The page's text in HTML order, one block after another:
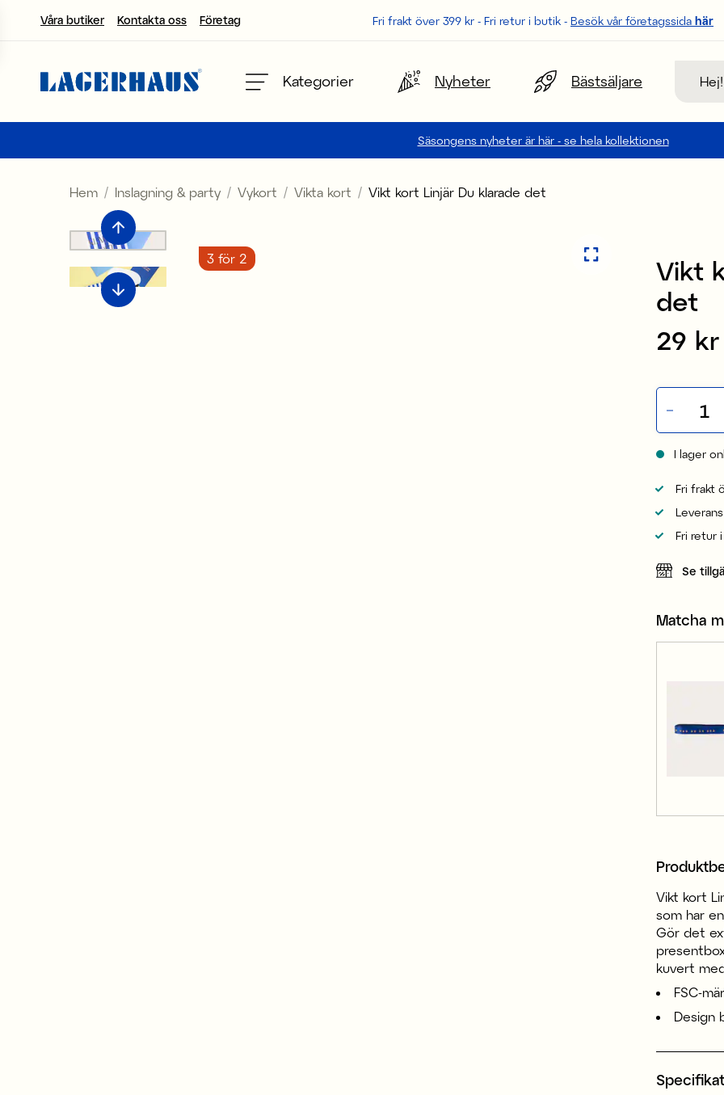
Våra butiker Kontakta oss Företag Fri frakt över 399 kr - Fri retur i butik - Besök vår företagssida här
Kategorier Nyheter Bästsäljare
Säsongens nyheter är här - se hela kollektionen
Välj språk / valuta
FI / EUR
NO / NKR
SE / SEK
Hem Inslagning & party Vykort Vikta kort Vikt kort Linjär Du klarade det
3 för 2 3 för 2
Vikt
det
Pris:
29 kr
I lager
Fri frakt
Fri retur
Se
Matcha
Vikt kort
som har
Gör det
kuvert
FSC-
Design